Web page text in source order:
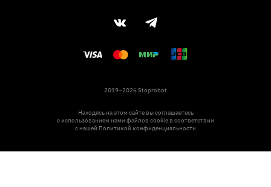
2019–2026 Stoprobot
Находясь на этом сайте вы соглашаетесь
с использованием нами файлов cookie в соответствии
с нашей Политикой конфиденциальности